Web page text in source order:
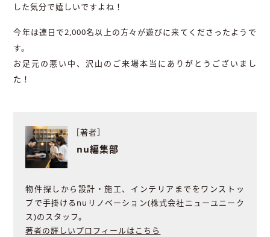
した気分で嬉しいですよね！
今年は連日で2,000名以上の方々が遊びに来てくださったようで
す。
お足元の悪い中、沢山のご来場本当にありがとうございまし
た！
［著者］
nu編集部
物件探しから設計・施工、インテリアまでをワンストッ
プで手掛けるnuリノベーション(株式会社ニューユニーク
ス)のスタッフ。
著者の詳しいプロフィールはこちら